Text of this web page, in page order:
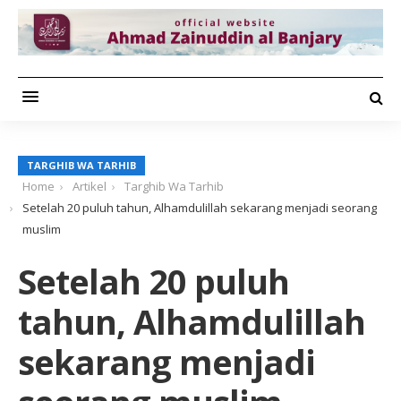
TARGHIB WA TARHIB
Home Artikel
Targhib Wa Tarhib
Setelah 20 puluh tahun, Alhamdulillah sekarang menjadi seorang
muslim
Setelah 20 puluh
tahun, Alhamdulillah
sekarang menjadi